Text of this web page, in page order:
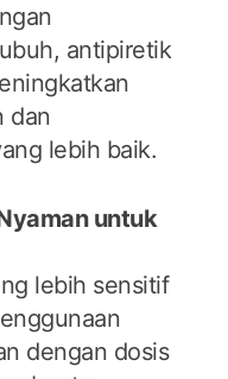
antipiretik
dan
lebih baik.
untuk
lebih sensitif
dengan dosis